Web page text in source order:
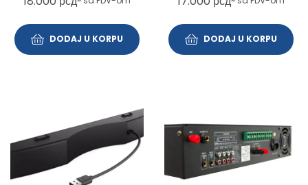
DODAJ U KORPU DODAJ U KORPU